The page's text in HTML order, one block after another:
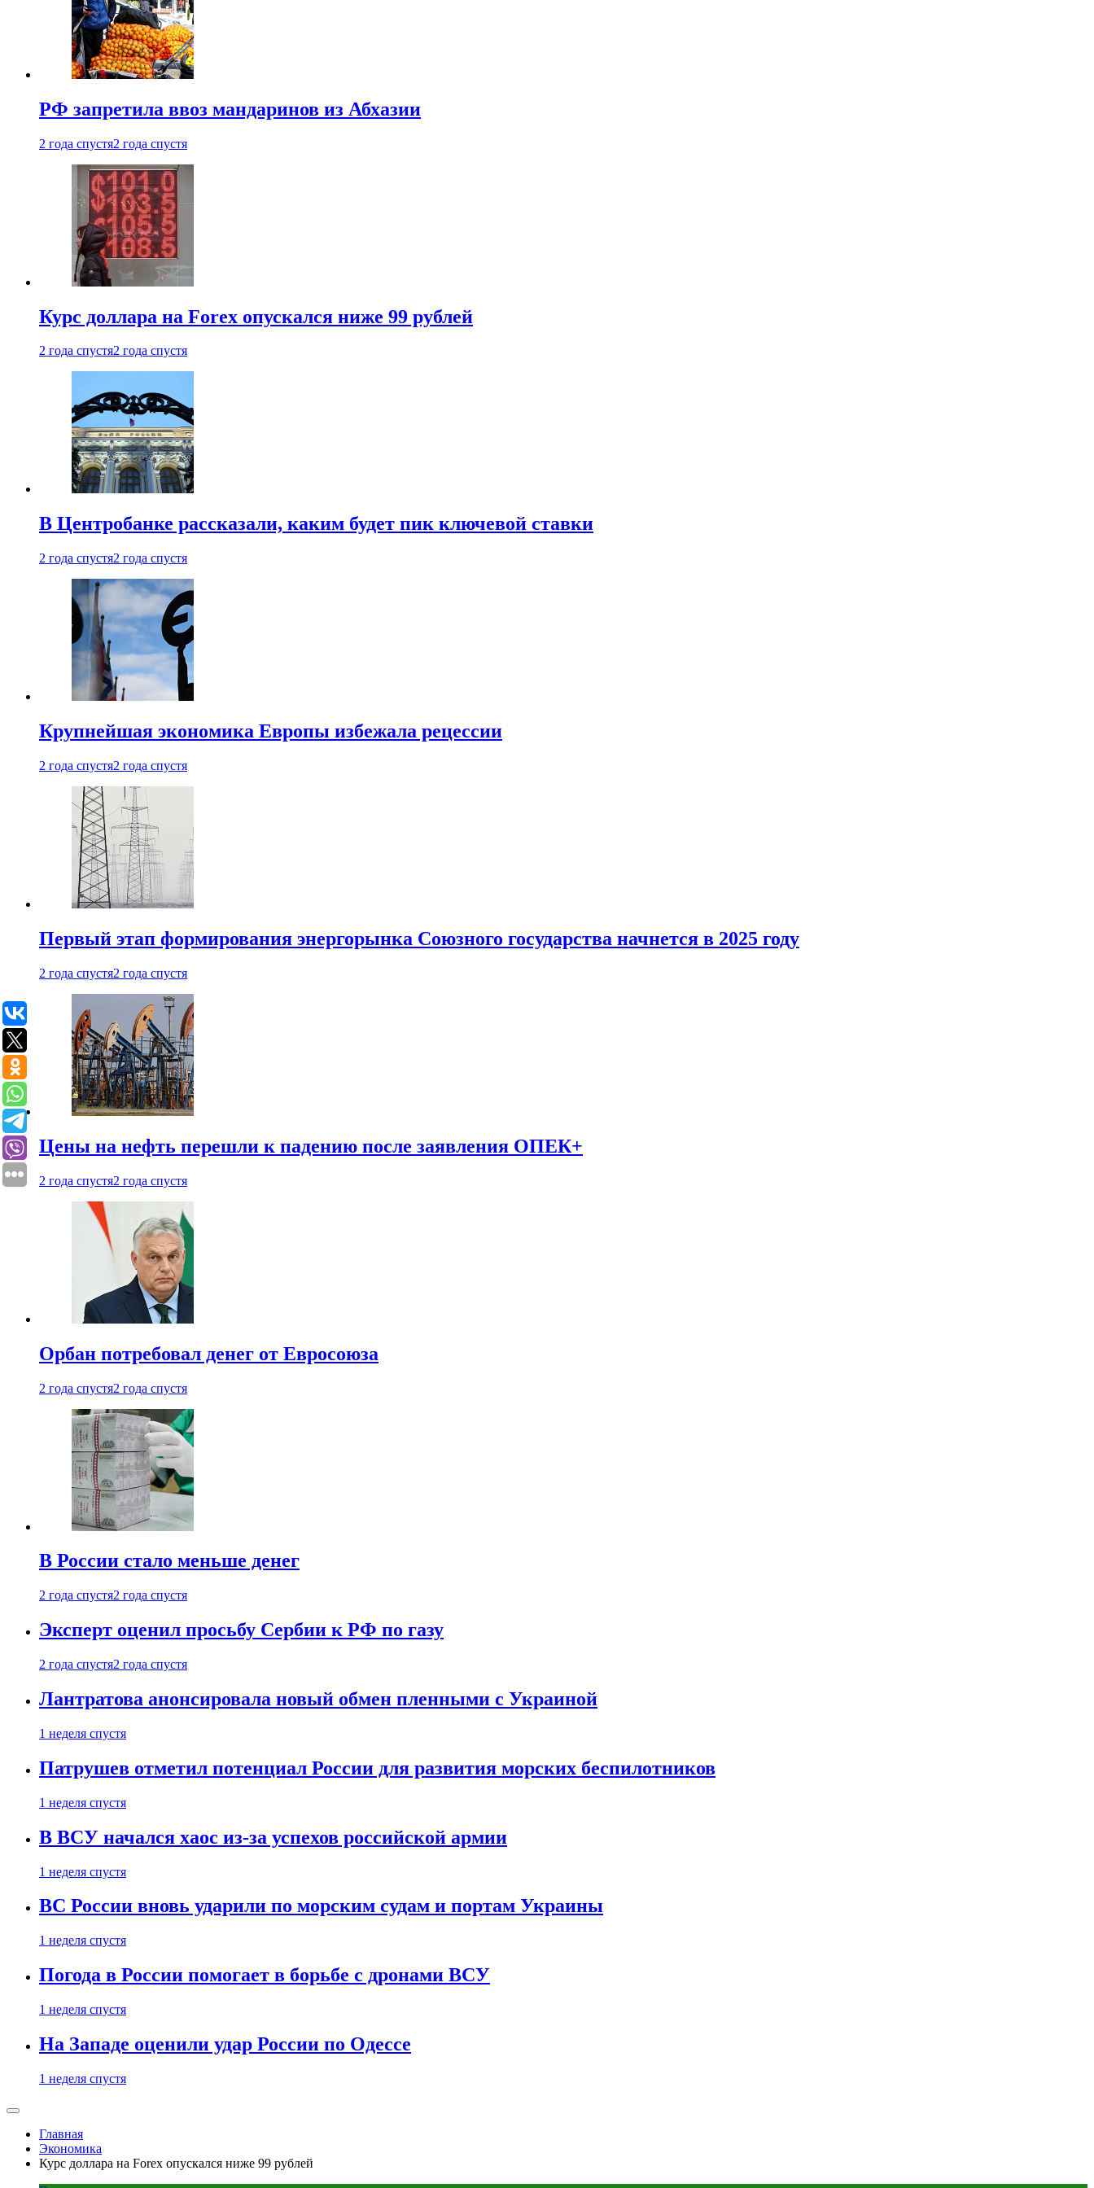
РФ запретила ввоз мандаринов из Абхазии
2 года спустя2 года спустя
Курс доллара на Forex опускался ниже 99 рублей
2 года спустя2 года спустя
В Центробанке рассказали, каким будет пик ключевой ставки
2 года спустя2 года спустя
Крупнейшая экономика Европы избежала рецессии
2 года спустя2 года спустя
Первый этап формирования энергорынка Союзного государства начнется в 2025 году
2 года спустя2 года спустя
Цены на нефть перешли к падению после заявления ОПЕК+
2 года спустя2 года спустя
Орбан потребовал денег от Евросоюза
2 года спустя2 года спустя
В России стало меньше денег
2 года спустя2 года спустя
Эксперт оценил просьбу Сербии к РФ по газу
2 года спустя2 года спустя
Лантратова анонсировала новый обмен пленными с Украиной
1 неделя спустя
Патрушев отметил потенциал России для развития морских беспилотников
1 неделя спустя
В ВСУ начался хаос из-за успехов российской армии
1 неделя спустя
ВС России вновь ударили по морским судам и портам Украины
1 неделя спустя
Погода в России помогает в борьбе с дронами ВСУ
1 неделя спустя
На Западе оценили удар России по Одессе
1 неделя спустя
Главная
Экономика
Курс доллара на Forex опускался ниже 99 рублей